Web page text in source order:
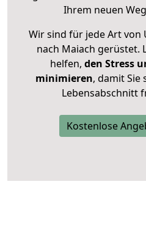
Ihrem neuen
Wir sind für jede Art von
nach Maiach gerüstet.
helfen, den Stress
minimieren, damit Sie
Lebensabschnitt
Kostenlose